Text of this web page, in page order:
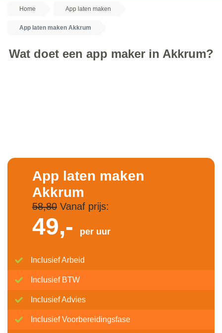
Home App laten maken
App laten maken Akkrum
Wat doet een app maker in Akkrum?
App laten maken
Akkrum
58,80Vanaf prijs:
49,- per uur
Inclusief Arbeid
Inclusief BTW
Inclusief Advies
Inclusief Voorbereidingsfase